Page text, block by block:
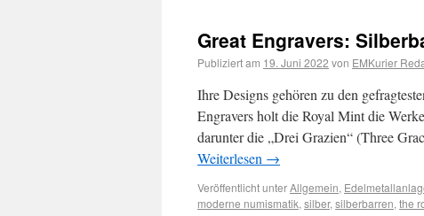
Great Engravers:
Publiziert am 19. Juni 2022 von EMKurier
Ihre Designs gehören zu den
Engravers holt die Royal Mint die
darunter die „Drei Grazien“ (Three
Weiterlesen →
Veröffentlicht unterAllgemein,
moderne numismatik, silber, silberbarren, the